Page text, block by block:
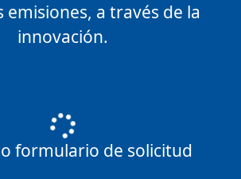
emisiones, a través de la
innovación.
formulario de solicitud